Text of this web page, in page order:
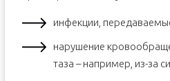
инфекции,
нарушение
таза – например, из-за